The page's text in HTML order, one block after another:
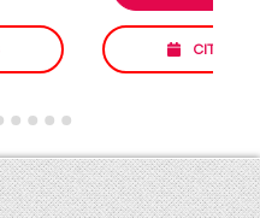
CITAS